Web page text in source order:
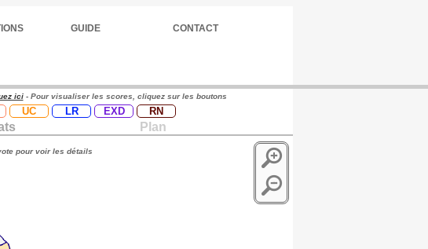
GUIDE CONTACT
ici- Pour visualiser les scores, cliquez sur les boutons
UC LR EXD RN
Plan
pour voir les détails